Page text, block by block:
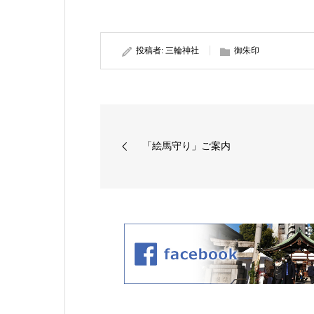
投稿者: 三輪神社 御朱印
「絵馬守り」ご案内